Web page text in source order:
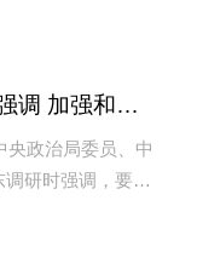
李干杰在广东调研时强调 加强和改进新时代侨务工作 提高宗教工作法治化水平 确保党中央决策部署落地见效
政治局委员、中
研时强调，要以